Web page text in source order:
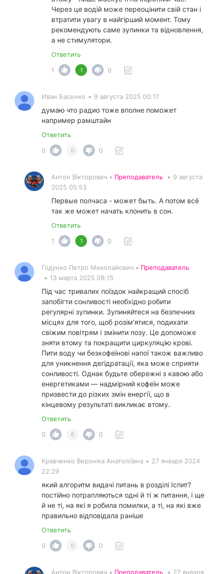
Через це водій може переоцінити свій стан і
втратити увагу в найгірший момент. Тому
рекомендують саме зупинки та відновлення,
а не стимулятори.
Ответить
1
1 0
Иван Басенко • 9 августа 2025 00:17
думаю что радио тоже вполне поможет
например рамштайн
Ответить
0
0 0
Антон Вікторович • Преподаватель • 9 августа
2025 05:53
Первые полчаса - может быть. А потом всё
так же может начать клонить в сон.
Ответить
1
1 0
Годунко Петро Миколайович • Преподаватель
• 13 марта 2025 08:15
Під час тривалих поїздок найкращий спосіб
запобігти сонливості необхідно робити
регулярні зупинки. Зупиняйтеся на безпечних
місцях для того, щоб розім'ятися, подихати
свіжим повітрям і змінити позу. Це допоможе
зняти втому та покращити циркуляцію крові.
Пити воду чи безкофеїнові напої також важливо
для уникнення дегідратації, яка може сприяти
сонливості. Однак будьте обережні з кавою або
енергетиками — надмірний кофеїн може
призвести до різких змін енергії, що в
кінцевому результаті викликає втому.
Ответить
0
0 0
Кравченко Вероніка Анатоліївна • 27 января 2024
22:29
який алгоритм видачі питань в розділі Іспит?
постійно потрапляються одні й ті ж питання, і ще
й не ті, на які я робила помилки, а ті, на які вже
правильно відповідала раніше
Ответить
0
0 0
Антон Вікторович • Преподаватель • 27 января